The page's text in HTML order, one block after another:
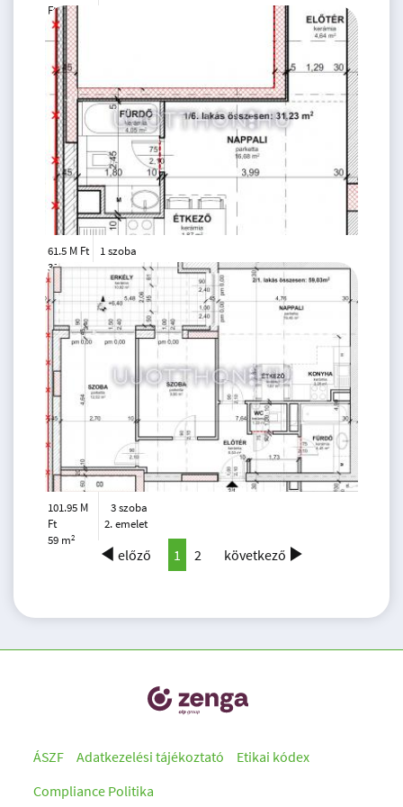
Ft
67 m2
61.5 M Ft
31 m2
1 szoba
1.
emelet
101.95 M
Ft
59 m2
3 szoba
2. emelet
előző 1 2 következő
ÁSZF Adatkezelési tájékoztató
Etikai kódex
Compliance Politika